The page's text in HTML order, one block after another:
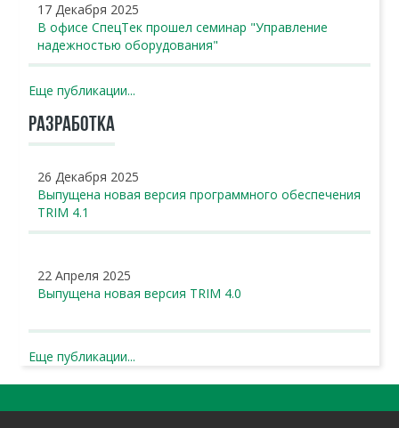
17 Декабря 2025
В офисе СпецТек прошел семинар "Управление
надежностью оборудования"
Еще публикации...
РАЗРАБОТКА
26 Декабря 2025
Выпущена новая версия программного обеспечения
TRIM 4.1
22 Апреля 2025
Выпущена новая версия TRIM 4.0
Еще публикации...